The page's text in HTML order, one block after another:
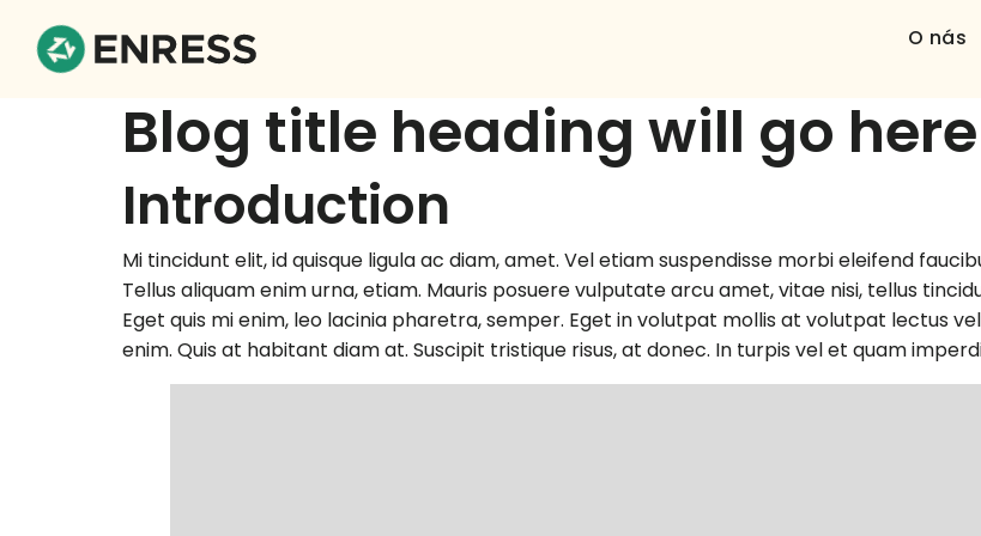
O nás
Blog title heading will go here
Introduction
Mi tincidunt elit, id quisque ligula ac diam, amet. Vel etiam suspendisse morbi eleifend
Tellus aliquam enim urna, etiam. Mauris posuere vulputate arcu amet, vitae nisi, tellus
Eget quis mi enim, leo lacinia pharetra, semper. Eget in volutpat mollis at volutpat lectus
enim. Quis at habitant diam at. Suscipit tristique risus, at donec. In turpis vel et quam